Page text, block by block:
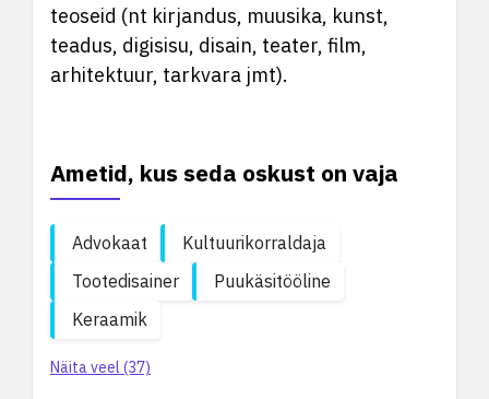
teoseid (nt kirjandus, muusika, kunst,
teadus, digisisu, disain, teater, film,
arhitektuur, tarkvara jmt).
Ametid, kus seda oskust on vaja
Advokaat
Kultuurikorraldaja
Tootedisainer
Puukäsitööline
Keraamik
Näita veel (37)